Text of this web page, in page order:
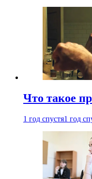
Что такое
1 год спустя1 год